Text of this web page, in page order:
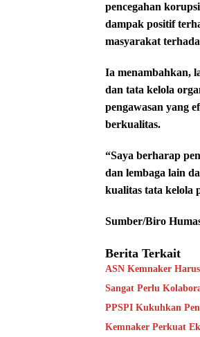
pencegahan
dampak positif
masyarakat
Ia menambahkan,
dan tata kelola
pengawasan yang
berkualitas.
“Saya berharap
dan lembaga lain
kualitas tata kelola
Sumber/Biro
Berita Terkait
ASN Kemnaker
Sangat Perlu
PPSPI Kukuhkan
Kemnaker Perkuat